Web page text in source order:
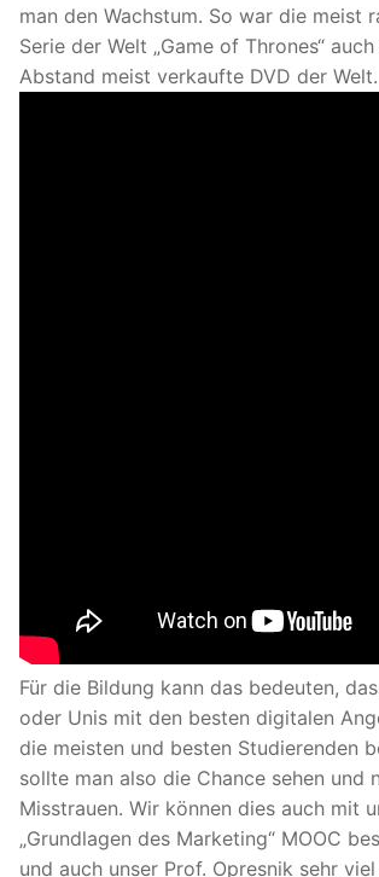
man den Wachstum. So war die meist
Serie der Welt „Game of Thrones“
Abstand meist verkaufte DVD der Welt.
Für die Bildung kann das bedeuten,
oder Unis mit den besten digitalen
die meisten und besten Studierenden
sollte man also die Chance sehen und
Misstrauen. Wir können dies auch mit
„Grundlagen des Marketing“ MOOC
und auch unser Prof. Opresnik sehr